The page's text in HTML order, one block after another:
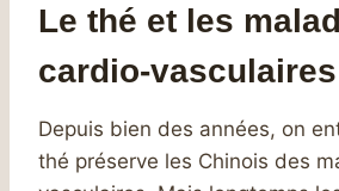
Le thé et les
cardio-vasculaires
Depuis bien des années, on
thé préserve les Chinois des